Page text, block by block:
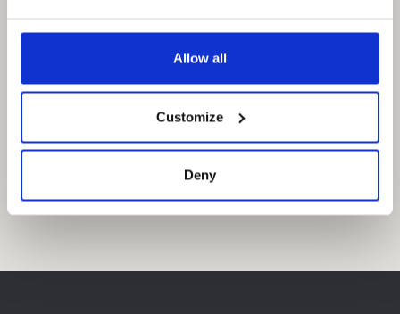
Allow all
Customize
Deny